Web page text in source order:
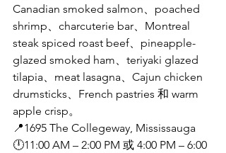
Canadian smoked salmon、poached
shrimp、charcuterie bar、Montreal
steak spiced roast beef、pineapple-
glazed smoked ham、teriyaki glazed
tilapia、meat lasagna、Cajun chicken
drumsticks、French pastries 和 warm
apple crisp。
📍1695 The Collegeway, Mississauga
🕛11:00 AM – 2:00 PM 或 4:00 PM – 6:00